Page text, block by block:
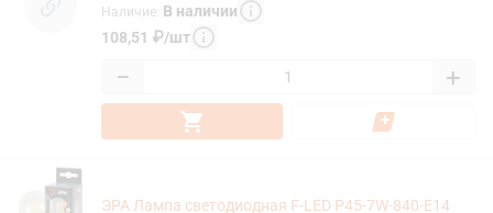
Наличие: В наличии
108,51 ₽/шт
− +
ЭРА Лампа светодиодная F-LED P45-7W-840-E14